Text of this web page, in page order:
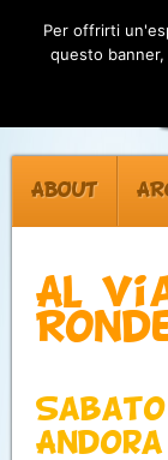
ABOUT
Al
Andora
Per offrirti
questo